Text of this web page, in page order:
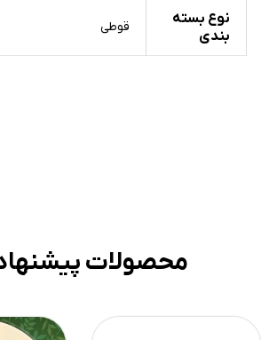
نوع بسته
بندی
قوطی
محصولات